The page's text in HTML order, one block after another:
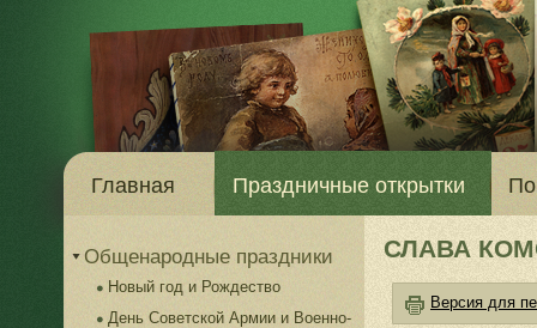
Главная Праздничные открытки
Общенародные праздники
Новый год и Рождество
День Советской Армии и Военно-
СЛАВА
Версия для